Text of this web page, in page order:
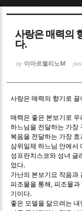
사랑은 매력의
다.
by 이마르첼리노M
사랑은 매력의 향기로
매력은 좋은 본보기로
하느님을 전달하는 가장
복음을 전달하는 가장
삼위일체 하느님 안에서
성프란치스코와 성녀 글
었다.
가난의 본보기요 작음과
피조물을 통해 ,피조물과
기이다.
좋은 모델을 닮으려는